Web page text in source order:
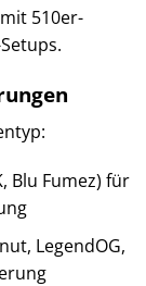
510er-
Blu Fumez) für
LegendOG,